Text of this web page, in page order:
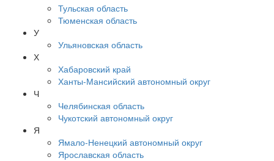
Тульская область
Тюменская область
У
Ульяновская область
Х
Хабаровский край
Ханты-Мансийский автономный округ
Ч
Челябинская область
Чукотский автономный округ
Я
Ямало-Ненецкий автономный округ
Ярославская область